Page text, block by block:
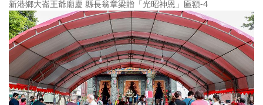
新港鄉大崙王爺廟慶 縣長翁章梁贈「光昭神恩」匾額-4